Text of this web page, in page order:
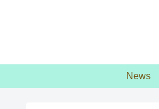
News